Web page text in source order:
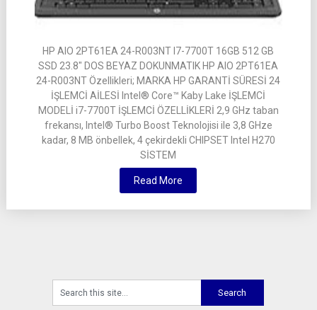
HP AIO 2PT61EA 24-R003NT I7-7700T 16GB 512 GB
SSD 23.8″ DOS BEYAZ DOKUNMATIK HP AIO 2PT61EA
24-R003NT Özellikleri; MARKA HP GARANTİ SÜRESİ 24
İŞLEMCİ AİLESİ Intel® Core™ Kaby Lake İŞLEMCİ
MODELİ i7-7700T İŞLEMCİ ÖZELLİKLERİ 2,9 GHz taban
frekansı, Intel® Turbo Boost Teknolojisi ile 3,8 GHze
kadar, 8 MB önbellek, 4 çekirdekli CHIPSET Intel H270
SİSTEM
Read More